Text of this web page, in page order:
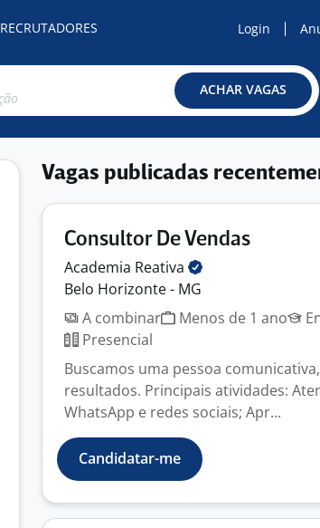
RECRUTADORES Login
ACHAR VAGAS
Vagas publicadas
Consultor De Vendas
Academia Reativa
Belo Horizonte - MG
A combinar
Menos de 1 ano
Presencial
Buscamos uma pessoa
resultados. Principais atividades:
WhatsApp e redes sociais; Apr...
Candidatar-me